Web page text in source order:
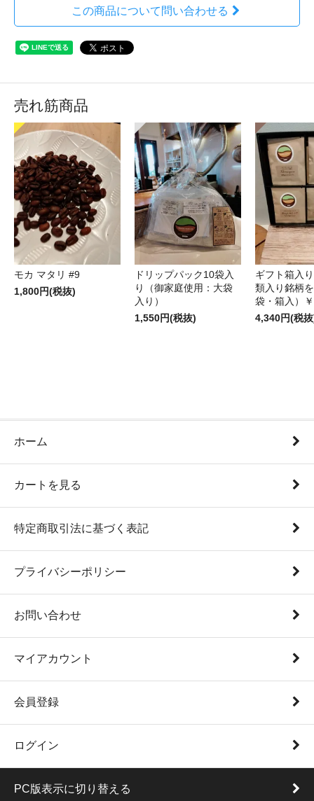
この商品について問い合わせる
売れ筋商品
モカ マタリ #9
1,800円(税抜)
ドリップパック10袋入
り（御家庭使用：大袋
入り）
1,550円(税抜)
ギフト箱入
類入り銘柄
袋・箱入）
4,340円(税
ホーム
カートを見る
特定商取引法に基づく表記
プライバシーポリシー
お問い合わせ
マイアカウント
会員登録
ログイン
PC版表示に切り替える